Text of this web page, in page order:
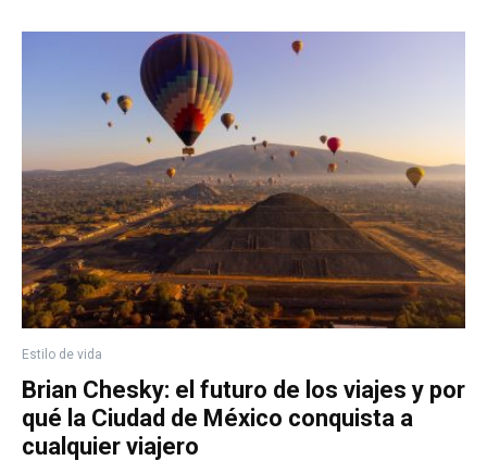
Estilo de vida
Brian Chesky: el futuro de los viajes y por
qué la Ciudad de México conquista a
cualquier viajero